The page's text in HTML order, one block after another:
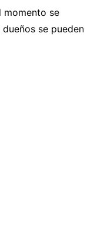
momento se
se pueden